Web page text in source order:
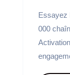
Essayez
000